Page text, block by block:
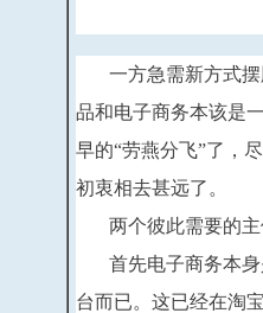
一方急需新方式摆
品和电子商务本该是
早的“劳燕分飞”了，
初衷相去甚远了。
两个彼此需要的主
首先电子商务本身
台而已。这已经在淘